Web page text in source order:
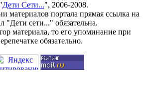
Дети Сети...", 2006-2008.
материалов портала прямая ссылка на
"Дети сети..." обязательна.
материала, то его упоминание при
обязательно.